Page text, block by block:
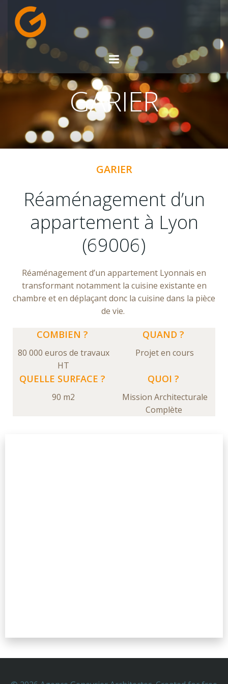
contenu
GARIER
GARIER
Réaménagement d’un
appartement à Lyon
(69006)
Réaménagement d’un appartement Lyonnais en
transformant notamment la cuisine existante en
chambre et en déplaçant donc la cuisine dans la pièce
de vie.
COMBIEN ?
80 000 euros de travaux
HT
QUAND ?
Projet en cours
QUELLE SURFACE ?
90 m2
QUOI ?
Mission Architecturale
Complète